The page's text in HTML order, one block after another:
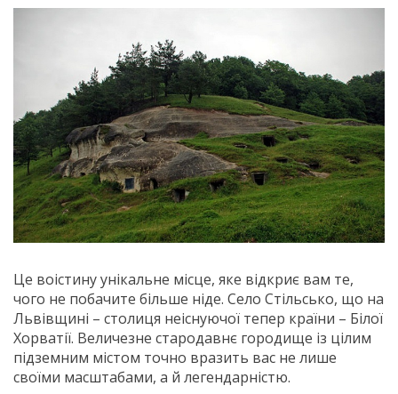
Це воістину унікальне місце, яке відкриє вам те,
чого не побачите більше ніде. Село Стільсько, що на
Львівщині – столиця неіснуючої тепер країни – Білої
Хорватії. Величезне стародавнє городище із цілим
підземним містом точно вразить вас не лише
своїми масштабами, а й легендарністю.